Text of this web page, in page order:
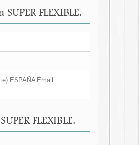
FLEXIBLE.
ESPAÑA Email:
FLEXIBLE.